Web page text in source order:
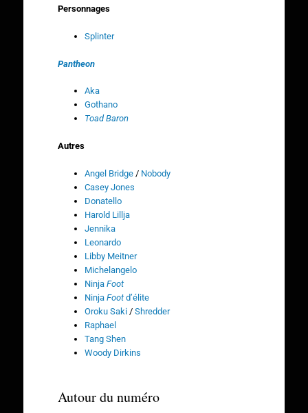
Personnages
Splinter
Pantheon
Aka
Gothano
Toad Baron
Autres
Angel Bridge/ Nobody
Casey Jones
Donatello
Harold Lillja
Jennika
Leonardo
Libby Meitner
Michelangelo
Ninja Foot
Ninja Footd’élite
Oroku Saki/ Shredder
Raphael
Tang Shen
Woody Dirkins
Autour du numéro